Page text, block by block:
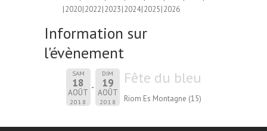
2020 2022 2023 2024 2025 2026
Information sur
l'évènement
SAM
18
AOÛT
2018
DIM
19
AOÛT
2018
Fête du bleu
Riom Es Montagne (15)